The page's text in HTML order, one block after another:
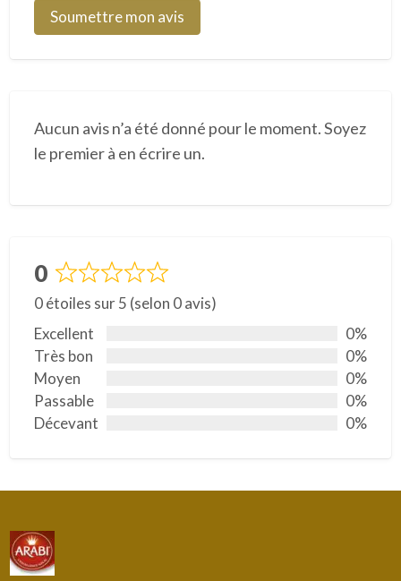
Soumettre mon avis
Aucun avis n’a été donné pour le moment. Soyez
le premier à en écrire un.
0
N
o
t
é
0
s
u
5
0 étoiles sur 5 (selon 0 avis)
Excellent
0%
Très bon
0%
Moyen
0%
Passable
0%
Décevant
0%